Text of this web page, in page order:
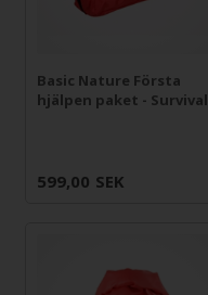
Basic Nature Första
hjälpen paket - Survival
599,00 SEK